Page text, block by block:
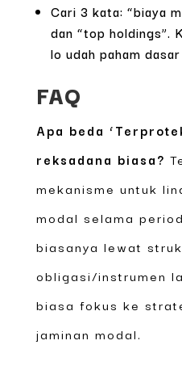
Cari 3 kata: “biaya
dan “top holdings”.
lo udah paham
FAQ
Apa beda
reksadana biasa?
mekanisme untuk
modal selama
biasanya lewat
obligasi/instrumen
biasa fokus ke
jaminan modal.